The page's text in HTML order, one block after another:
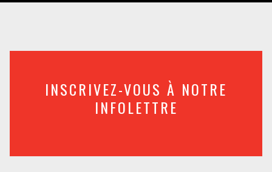
INSCRIVEZ-VOUS À NOTRE
INFOLETTRE